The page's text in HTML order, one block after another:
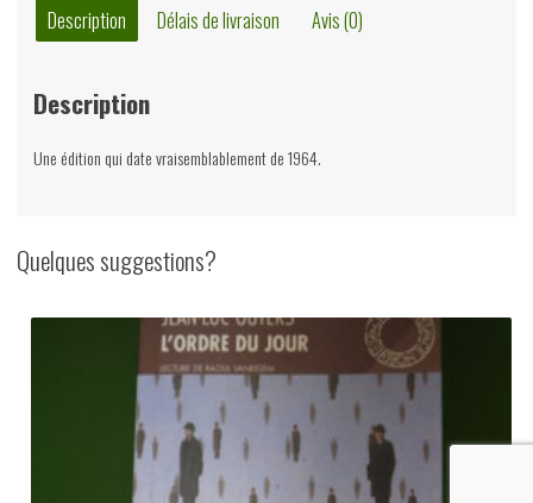
nouvelles,
John
Walter
Beckers,
Description Délais de livraison Avis (0)
Description
Une édition qui date vraisemblablement de 1964.
Quelques suggestions?